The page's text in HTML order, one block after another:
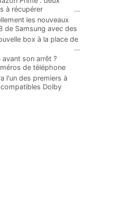
à récupérer
...
les nouveaux
de Samsung avec des
...
box à la place de
...
avant son arrêt ?
de téléphone
l'un des premiers à
Dolby